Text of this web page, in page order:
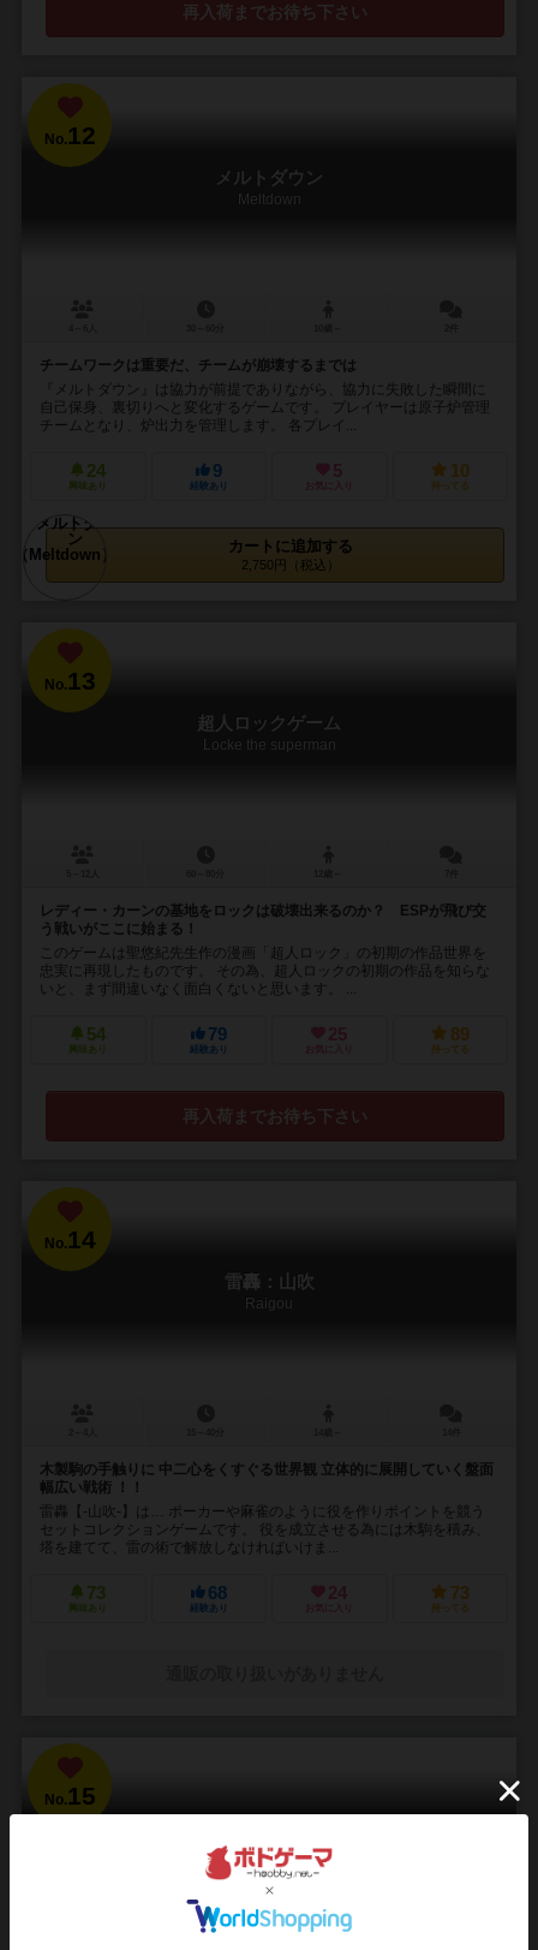
再入荷までお待ち下さい
No.12
メルトダウン
Meltdown
チームワークは重要だ、チームが崩壊するまでは
『メルトダウン』は協力が前提でありながら、協力に失敗した瞬間に
自己保身、裏切りへと変化するゲームです。 プレイヤーは原子炉管理
チームとなり、炉出力を管理します。 各プレイ...
24
興味あり
9
経験あり
5
お気に入り
10
持ってる
カートに追加する
2,750円（税込）
No.13
超人ロックゲーム
Locke the superman
レディー・カーンの基地をロックは破壊出来るのか？ ESPが飛び交
う戦いがここに始まる！
このゲームは聖悠紀先生作の漫画「超人ロック」の初期の作品世界を
忠実に再現したものです。 その為、超人ロックの初期の作品を知らな
いと、まず間違いなく面白くないと思います。 ...
54
興味あり
79
経験あり
25
お気に入り
89
持ってる
再入荷までお待ち下さい
No.14
雷轟：山吹
Raigou
木製駒の手触りに 中二心をくすぐる世界観 立体的に展開していく盤面
幅広い戦術 ！！
雷轟【-山吹-】は… ポーカーや麻雀のように役を作りポイントを競う
セットコレクションゲームです。 役を成立させる為には木駒を積み、
塔を建てて、雷の術で解放しなければいけま...
73
興味あり
68
経験あり
24
お気に入り
73
持ってる
No.15
Bloodborne: The Card Game